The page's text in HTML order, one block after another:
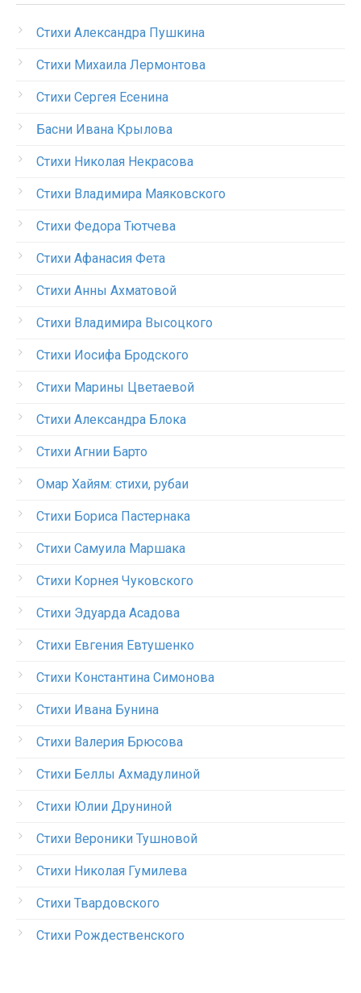
Стихи Александра Пушкина
Стихи Михаила Лермонтова
Стихи Сергея Есенина
Басни Ивана Крылова
Стихи Николая Некрасова
Стихи Владимира Маяковского
Стихи Федора Тютчева
Стихи Афанасия Фета
Стихи Анны Ахматовой
Стихи Владимира Высоцкого
Стихи Иосифа Бродского
Стихи Марины Цветаевой
Стихи Александра Блока
Стихи Агнии Барто
Омар Хайям: стихи, рубаи
Стихи Бориса Пастернака
Стихи Самуила Маршака
Стихи Корнея Чуковского
Стихи Эдуарда Асадова
Стихи Евгения Евтушенко
Стихи Константина Симонова
Стихи Ивана Бунина
Стихи Валерия Брюсова
Стихи Беллы Ахмадулиной
Стихи Юлии Друниной
Стихи Вероники Тушновой
Стихи Николая Гумилева
Стихи Твардовского
Стихи Рождественского